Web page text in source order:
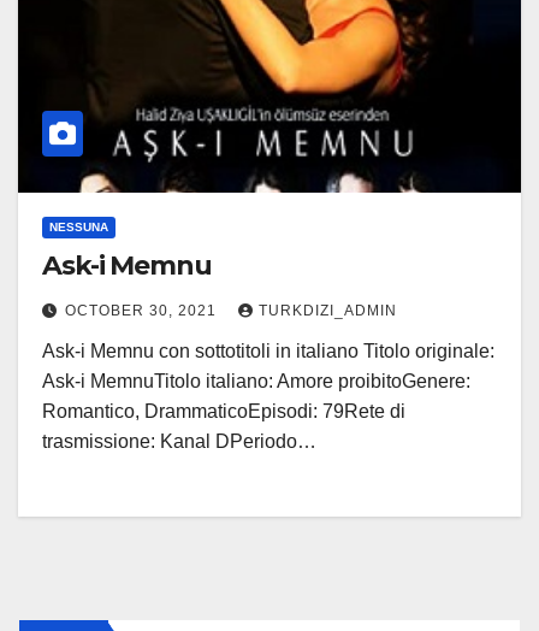
NESSUNA
Ask-i Memnu
OCTOBER 30, 2021 TURKDIZI_ADMIN
Ask-i Memnu con sottotitoli in italiano Titolo originale:
Ask-i MemnuTitolo italiano: Amore proibitoGenere:
Romantico, DrammaticoEpisodi: 79Rete di
trasmissione: Kanal DPeriodo…